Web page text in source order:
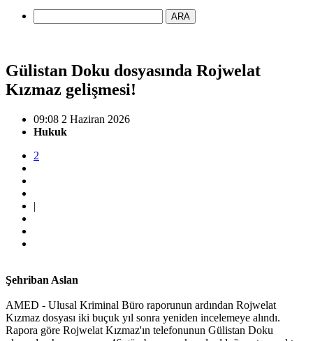
ARA
Gülistan Doku dosyasında Rojwelat
Kızmaz gelişmesi!
09:08 2 Haziran 2026
Hukuk
2
|
Şehriban Aslan
AMED - Ulusal Kriminal Büro raporunun ardından Rojwelat
Kızmaz dosyası iki buçuk yıl sonra yeniden incelemeye alındı.
Rapora göre Rojwelat Kızmaz'ın telefonunun Gülistan Doku